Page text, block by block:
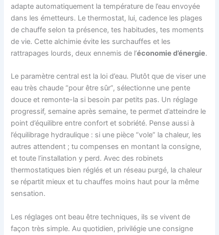
adapte automatiquement la température de l’eau envoyée
dans les émetteurs. Le thermostat, lui, cadence les plages
de chauffe selon ta présence, tes habitudes, tes moments
de vie. Cette alchimie évite les surchauffes et les
rattrapages lourds, deux ennemis de l’économie d’énergie.
Le paramètre central est la loi d’eau. Plutôt que de viser une
eau très chaude “pour être sûr”, sélectionne une pente
douce et remonte-la si besoin par petits pas. Un réglage
progressif, semaine après semaine, te permet d’atteindre le
point d’équilibre entre confort et sobriété. Pense aussi à
l’équilibrage hydraulique : si une pièce “vole” la chaleur, les
autres attendent ; tu compenses en montant la consigne,
et toute l’installation y perd. Avec des robinets
thermostatiques bien réglés et un réseau purgé, la chaleur
se répartit mieux et tu chauffes moins haut pour la même
sensation.
Les réglages ont beau être techniques, ils se vivent de
façon très simple. Au quotidien, privilégie une consigne